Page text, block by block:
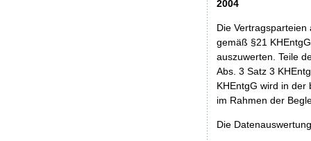
2004
Die
gemäß §21
auszuwerten. Teile
Abs. 3 Satz 3
KHEntgG wird in
im Rahmen der
Die